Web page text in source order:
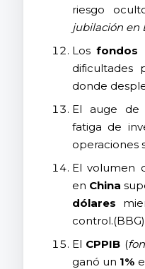
riesgo
jubilación en
Losfondos
dificultades
donde
El auge de
fatiga de
operaciones
El volumen
en China
dólares
control.(BBG)
El CPPIB (
ganó un 1%